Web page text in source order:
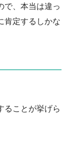
で、本当は違っ
肯定するしかな
ることが挙げら